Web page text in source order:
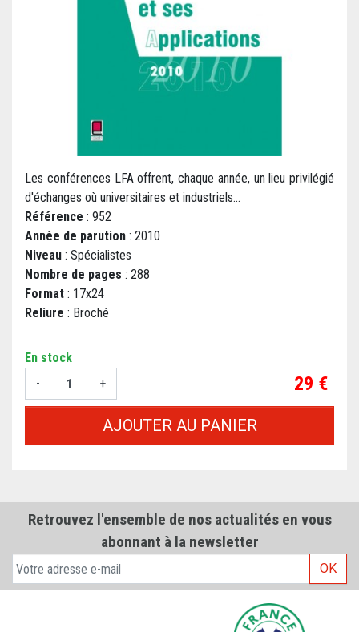
Les conférences LFA offrent, chaque année, un lieu privilégié
d'échanges où universitaires et industriels...
Référence : 952
Année de parution : 2010
Niveau : Spécialistes
Nombre de pages : 288
Format : 17x24
Reliure : Broché
En stock
-
+ Prix
29 €
AJOUTER AU PANIER
Retrouvez l'ensemble de nos actualités en vous
abonnant à la newsletter
OK